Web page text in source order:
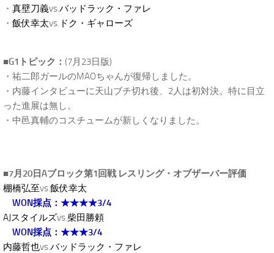
・ 真壁刀義vs.バッドラック・ファレ
・ 飯伏幸太vs. ドク・ギャローズ
■G1トピック： (7月23日版)
・祐二郎ガールのMAOちゃんが復帰しました。
・内藤インタビューに天山ブチ切れ後、2人は初対決。特に目立
った進展は無し。
・中邑真輔のコスチュームが新しくなりました。
■7月20日Aブロック第1回戦 レスリング・オブザーバー評価
棚橋弘至vs.飯伏幸太
WON採点：★★★★3/4
AJスタイルズvs.柴田勝頼
WON採点：★★★3/4
内藤哲也vs.バッドラック・ファレ